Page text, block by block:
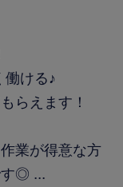
ける♪
らえます！
業が得意な方
す◎ ...